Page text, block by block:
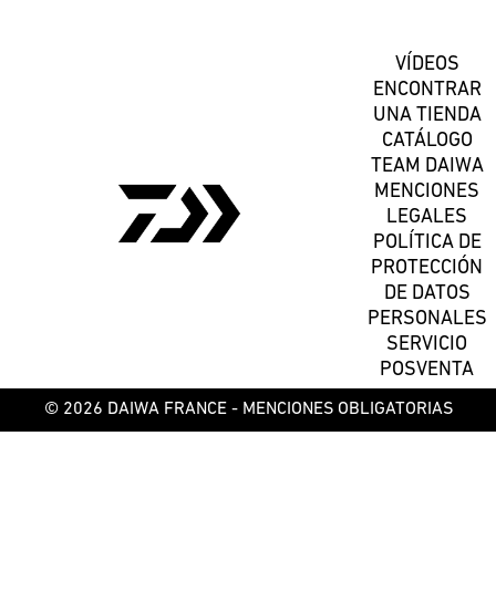
VÍDEOS
ENCONTRAR
UNA TIENDA
CATÁLOGO
TEAM DAIWA
MENCIONES
LEGALES
POLÍTICA DE
PROTECCIÓN
DE DATOS
PERSONALES
SERVICIO
POSVENTA
© 2026 DAIWA FRANCE - MENCIONES OBLIGATORIAS